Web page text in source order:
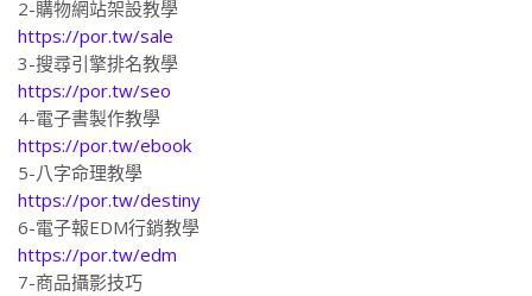
2-購物網站架設教學
https://por.tw/sale
3-搜尋引擎排名教學
https://por.tw/seo
4-電子書製作教學
https://por.tw/ebook
5-八字命理教學
https://por.tw/destiny
6-電子報EDM行銷教學
https://por.tw/edm
7-商品攝影技巧